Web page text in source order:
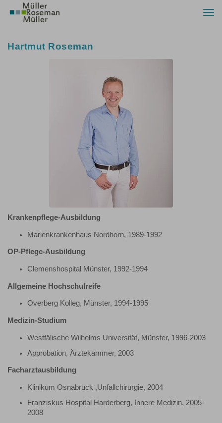
Hartmut Roseman
Krankenpflege-Ausbildung
Marienkrankenhaus Nordhorn, 1989-1992
OP-Pflege-Ausbildung
Clemenshospital Münster, 1992-1994
Allgemeine Hochschulreife
Overberg Kolleg, Münster, 1994-1995
Medizin-Studium
Westfälische Wilhelms Universität, Münster, 1996-2003
Approbation, Ärztekammer, 2003
Facharztausbildung
Klinikum Osnabrück ,Unfallchirurgie, 2004
Franziskus Hospital Harderberg, Innere Medizin, 2005-
2008